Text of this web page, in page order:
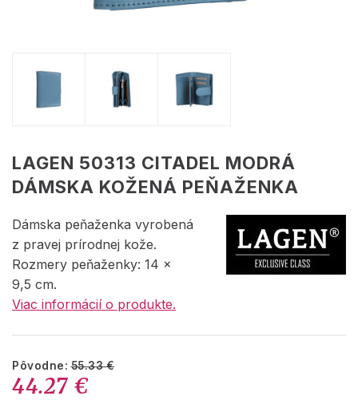
LAGEN 50313 CITADEL MODRÁ
DÁMSKA KOŽENÁ PEŇAŽENKA
Dámska peňaženka vyrobená
z pravej prírodnej kože.
Rozmery peňaženky: 14 x
9,5 cm.
Viac informácií o produkte.
Pôvodne:55.33 €
44.27 €